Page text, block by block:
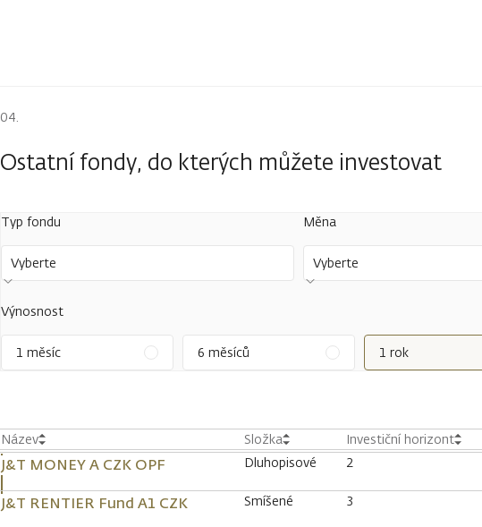
Ostatní fondy, do kterých můžete investovat
Typ fondu
Vyberte
Měna
Vyberte
Výnosnost
1 měsíc 6 měsíců 1 rok
Název Složka Investiční horizont
J&T MONEY A CZK OPF Dluhopisové 2
J&T RENTIER Fund A1 CZK Smíšené 3